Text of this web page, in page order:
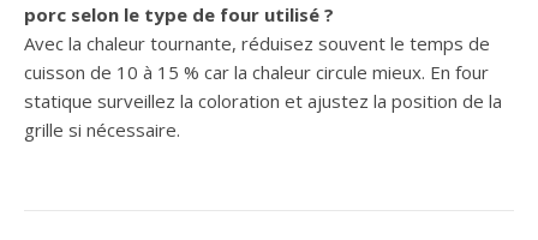
porc selon le type de four utilisé ?
Avec la chaleur tournante, réduisez souvent le temps de
cuisson de 10 à 15 % car la chaleur circule mieux. En four
statique surveillez la coloration et ajustez la position de la
grille si nécessaire.